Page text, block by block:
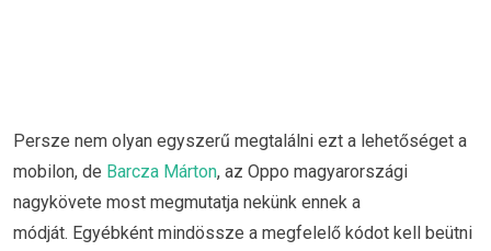
Persze nem olyan egyszerű megtalálni ezt a lehetőséget a
mobilon, de Barcza Márton, az Oppo magyarországi
nagykövete most megmutatja nekünk ennek a
módját. Egyébként mindössze a megfelelő kódot kell beütni